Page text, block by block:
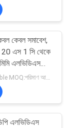
কেবল সমাবেশ,
এস 1 সি থেকে
এলভিডিএস
Most favorable MOQ:পরিমাণ আলোচনাযোগ্য হতে পারে
এলভিডিএস